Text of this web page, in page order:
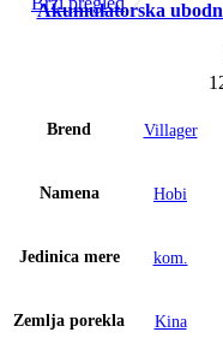
Akumulatorska
Brend Villager
Namena Hobi
Jedinica mere kom.
Zemlja porekla Kina